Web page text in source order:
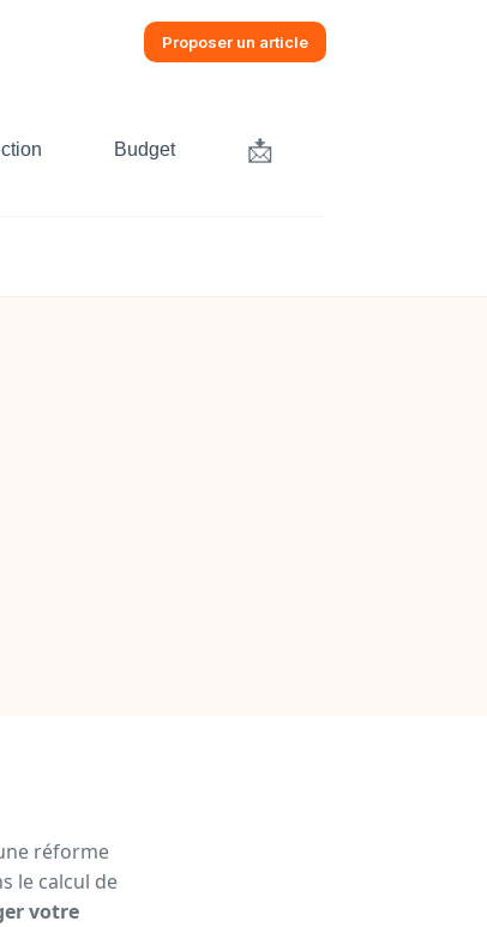
Proposer un article
Budget 📩
réforme
le calcul de
votre